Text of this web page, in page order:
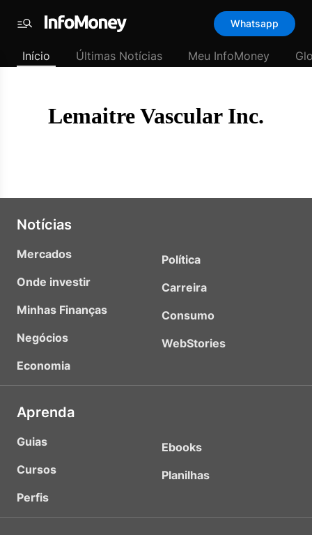
padrão
Últimas
InfoMoney
Menu
Whatsapp
Início Últimas Notícias Meu InfoMoney
Lemaitre Vascular Inc.
Notícias
Mercados
Onde investir
Minhas Finanças
Negócios
Economia
Política
Carreira
Consumo
WebStories
Aprenda
Guias
Cursos
Perfis
Ebooks
Planilhas